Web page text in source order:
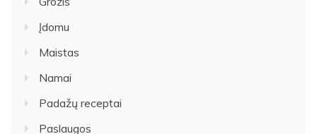
Įdomu
Maistas
Namai
Padažų receptai
Paslaugos